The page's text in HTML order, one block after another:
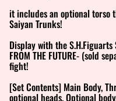
it includes an optional
Saiyan Trunks!
Display with the S.H.Figuarts
FROM THE FUTURE- (sold
fight!
[Set Contents] Main Body,
optional heads, Optional